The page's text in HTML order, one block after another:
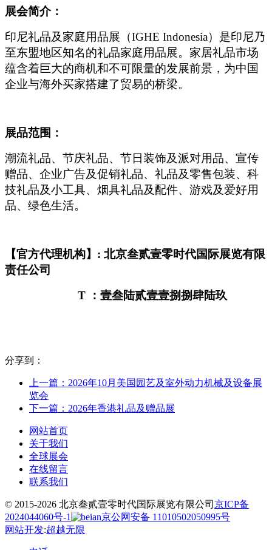
展会简介：
印尼礼品及家庭用品展（IGHE Indonesia）是印尼乃
至东盟地区知名的礼品家庭用品展。家居礼品市场
蕴含着巨大的商机和不可限量的发展前景，为中国
企业与海外买家搭建了贸易的桥梁。
展品范围：
潮流礼品、节庆礼品、节日装饰及派对用品、宣传
赠品、企业广告及促销礼品、礼品及零售包装、科
技礼品及小工具、烟具礼品及配件、游戏及爱好用
品、绿色生活。
【官方代理机构】: 北京叁贰壹零时代国际展览有限
责任公司
T
：壹叁陆贰壹壹捌捌肆陆玖
分享到：
上一篇：2026年10月美国园艺及室外动力机械及设备展
览会
下一篇：2026年香港礼品及赠品展
网站首页
关于我们
全球展会
在线留言
联系我们
© 2015-2026 北京叁贰壹零时代国际展览有限公司 京ICP备
2024044060号-1
京公网安备 11010502050995号
网站开发:超越无限